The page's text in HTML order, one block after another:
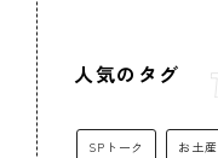
人気のタグ
SPトーク お土産